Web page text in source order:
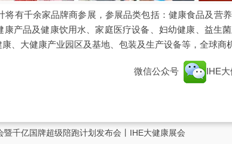
将有千余家品牌商参展，参展品类包括：健康食品及营
产品及健康饮用水、家庭医疗设备、妇幼健康、益生
、大健康产业园区及基地、包装及生产设备等，全球商
微信公众号 IHE
暨千亿国牌超级陪跑计划发布会丨IHE大健康展会